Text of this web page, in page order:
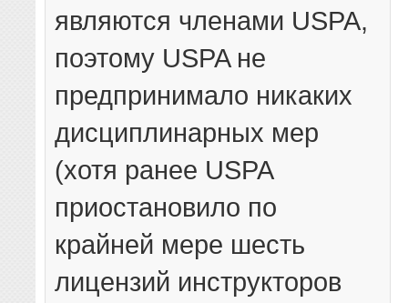
являются членами USPA,
поэтому USPA не
предпринимало никаких
дисциплинарных мер
(хотя ранее USPA
приостановило по
крайней мере шесть
лицензий инструкторов